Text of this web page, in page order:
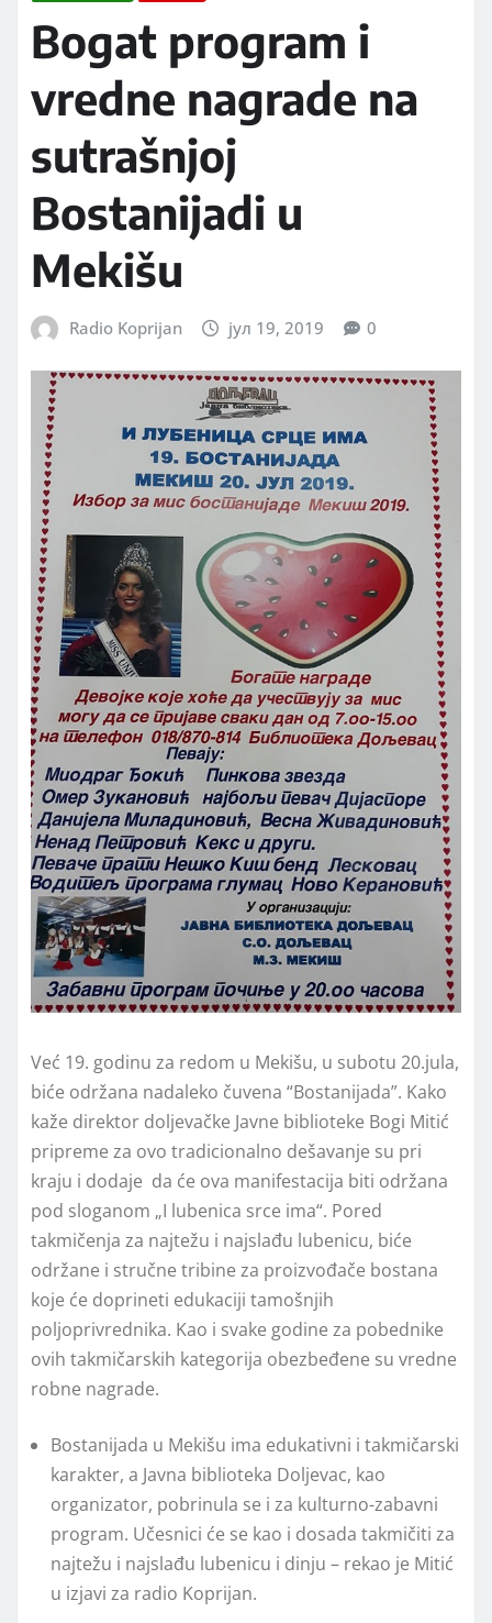
Bogat program i
vredne nagrade na
sutrašnjoj
Bostanijadi u
Mekišu
Radio Koprijan јул 19, 2019 0
Već 19. godinu za redom u Mekišu, u subotu 20.jula,
biće održana nadaleko čuvena “Bostanijada”. Kako
kaže direktor doljevačke Javne biblioteke Bogi Mitić
pripreme za ovo tradicionalno dešavanje su pri
kraju i dodaje da će ova manifestacija biti održana
pod sloganom „I lubenica srce ima“. Pored
takmičenja za najtežu i najslađu lubenicu, biće
održane i stručne tribine za proizvođače bostana
koje će doprineti edukaciji tamošnjih
poljoprivrednika. Kao i svake godine za pobednike
ovih takmičarskih kategorija obezbeđene su vredne
robne nagrade.
Bostanijada u Mekišu ima edukativni i takmičarski
karakter, a Javna biblioteka Doljevac, kao
organizator, pobrinula se i za kulturno-zabavni
program. Učesnici će se kao i dosada takmičiti za
najtežu i najslađu lubenicu i dinju – rekao je Mitić
u izjavi za radio Koprijan.